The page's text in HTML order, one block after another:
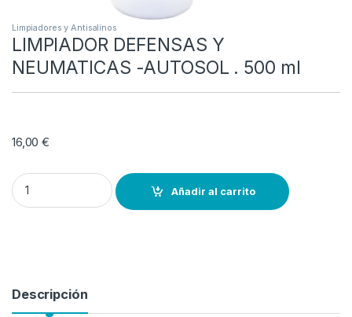
Limpiadores y Antisalinos
LIMPIADOR DEFENSAS Y
NEUMATICAS -AUTOSOL . 500 ml
16,00€
LIMPIADOR DEFENSAS Y NEUMATICAS -AUTOSOL . 500 ml
Añadir al carrito
Descripción